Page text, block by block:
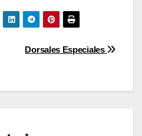
Dorsales Especiales